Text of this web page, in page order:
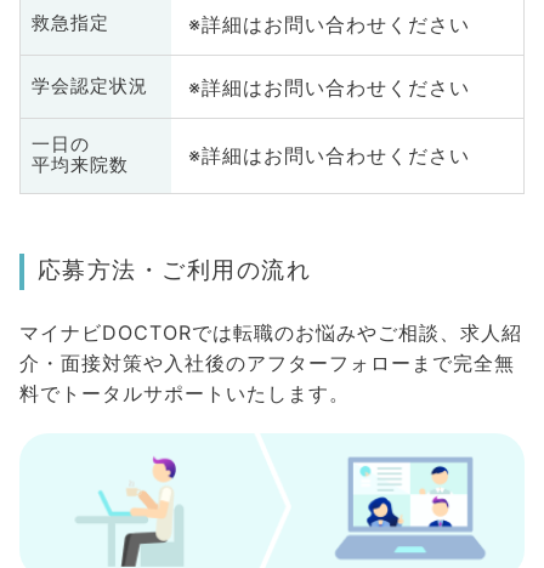
救急指定 ※詳細はお問い合わせください
学会認定状況 ※詳細はお問い合わせください
一日の
平均来院数
※詳細はお問い合わせください
応募方法・ご利用の流れ
マイナビDOCTORでは転職のお悩みやご相談、求人紹
介・面接対策や入社後のアフターフォローまで完全無
料でトータルサポートいたします。